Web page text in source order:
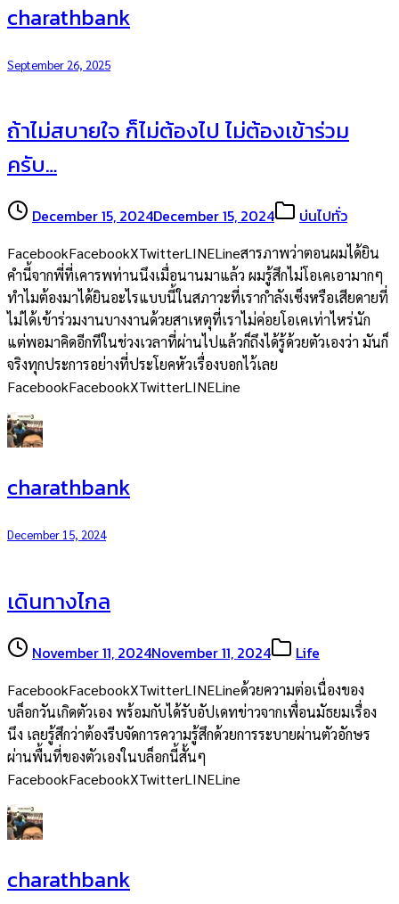
charathbank
September 26, 2025
ถ้าไม่สบายใจ ก็ไม่ต้องไป ไม่ต้องเข้าร่วม
ครับ…
December 15, 2024December 15, 2024 บ่นไปทั่ว
FacebookFacebookXTwitterLINELineสารภาพว่าตอนผมได้ยิน
คำนี้จากพี่ที่เคารพท่านนึงเมื่อนานมาแล้ว ผมรู้สึกไม่โอเคเอามากๆ
ทำไมต้องมาได้ยินอะไรแบบนี้ในสภาวะที่เรากำลังเซ็งหรือเสียดายที่
ไม่ได้เข้าร่วมงานบางงานด้วยสาเหตุที่เราไม่ค่อยโอเคเท่าไหร่นัก
แต่พอมาคิดอีกทีในช่วงเวลาที่ผ่านไปแล้วก็ถึงได้รู้ด้วยตัวเองว่า มันก็
จริงทุกประการอย่างที่ประโยคหัวเรื่องบอกไว้เลย
FacebookFacebookXTwitterLINELine
charathbank
December 15, 2024
เดินทางไกล
November 11, 2024November 11, 2024 Life
FacebookFacebookXTwitterLINELineด้วยความต่อเนื่องของ
บล็อกวันเกิดตัวเอง พร้อมกับได้รับอัปเดทข่าวจากเพื่อนมัธยมเรื่อง
นึง เลยรู้สึกว่าต้องรีบจัดการความรู้สึกด้วยการระบายผ่านตัวอักษร
ผ่านพื้นที่ของตัวเองในบล็อกนี้สั้นๆ
FacebookFacebookXTwitterLINELine
charathbank